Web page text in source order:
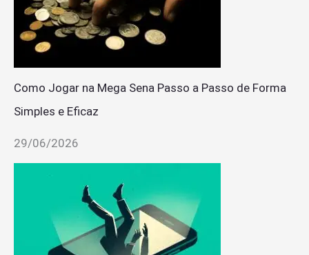
Como Jogar na Mega Sena Passo a Passo de Forma
Simples e Eficaz
29/06/2026